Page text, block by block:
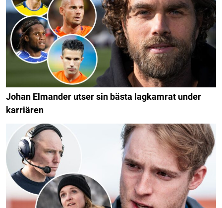
Johan Elmander utser sin bästa lagkamrat under
karriären